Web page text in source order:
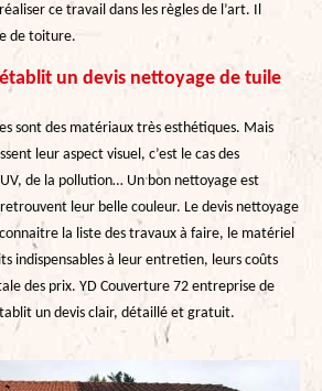
ce travail dans les règles de l’art. Il
de toiture.
un devis nettoyage de tuile
sont des matériaux très esthétiques. Mais
leur aspect visuel, c’est le cas des
de la pollution… Un bon nettoyage est
retrouvent leur belle couleur. Le devis nettoyage
la liste des travaux à faire, le matériel
indispensables à leur entretien, leurs coûts
des prix. YD Couverture 72 entreprise de
un devis clair, détaillé et gratuit.